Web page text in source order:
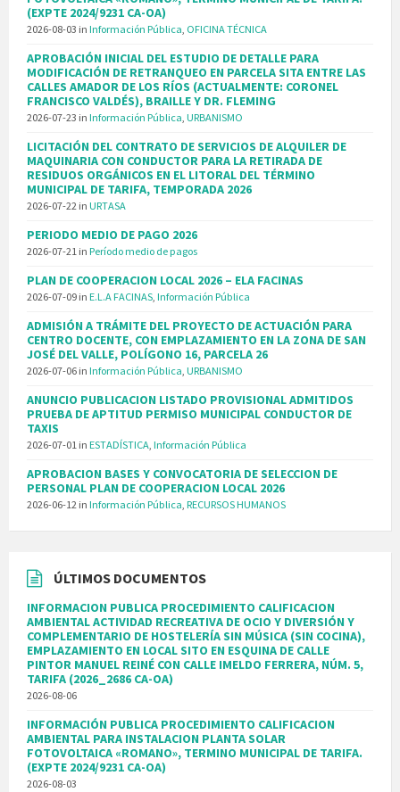
(EXPTE 2024/9231 CA-OA)
2026-08-03 in Información Pública, OFICINA TÉCNICA
APROBACIÓN INICIAL DEL ESTUDIO DE DETALLE PARA
MODIFICACIÓN DE RETRANQUEO EN PARCELA SITA ENTRE LAS
CALLES AMADOR DE LOS RÍOS (ACTUALMENTE: CORONEL
FRANCISCO VALDÉS), BRAILLE Y DR. FLEMING
2026-07-23 in Información Pública, URBANISMO
LICITACIÓN DEL CONTRATO DE SERVICIOS DE ALQUILER DE
MAQUINARIA CON CONDUCTOR PARA LA RETIRADA DE
RESIDUOS ORGÁNICOS EN EL LITORAL DEL TÉRMINO
MUNICIPAL DE TARIFA, TEMPORADA 2026
2026-07-22 in URTASA
PERIODO MEDIO DE PAGO 2026
2026-07-21 in Período medio de pagos
PLAN DE COOPERACION LOCAL 2026 – ELA FACINAS
2026-07-09 in E.L.A FACINAS, Información Pública
ADMISIÓN A TRÁMITE DEL PROYECTO DE ACTUACIÓN PARA
CENTRO DOCENTE, CON EMPLAZAMIENTO EN LA ZONA DE SAN
JOSÉ DEL VALLE, POLÍGONO 16, PARCELA 26
2026-07-06 in Información Pública, URBANISMO
ANUNCIO PUBLICACION LISTADO PROVISIONAL ADMITIDOS
PRUEBA DE APTITUD PERMISO MUNICIPAL CONDUCTOR DE
TAXIS
2026-07-01 in ESTADÍSTICA, Información Pública
APROBACION BASES Y CONVOCATORIA DE SELECCION DE
PERSONAL PLAN DE COOPERACION LOCAL 2026
2026-06-12 in Información Pública, RECURSOS HUMANOS
ÚLTIMOS DOCUMENTOS
INFORMACION PUBLICA PROCEDIMIENTO CALIFICACION
AMBIENTAL ACTIVIDAD RECREATIVA DE OCIO Y DIVERSIÓN Y
COMPLEMENTARIO DE HOSTELERÍA SIN MÚSICA (SIN COCINA),
EMPLAZAMIENTO EN LOCAL SITO EN ESQUINA DE CALLE
PINTOR MANUEL REINÉ CON CALLE IMELDO FERRERA, NÚM. 5,
TARIFA (2026_2686 CA-OA)
2026-08-06
INFORMACIÓN PUBLICA PROCEDIMIENTO CALIFICACION
AMBIENTAL PARA INSTALACION PLANTA SOLAR
FOTOVOLTAICA «ROMANO», TERMINO MUNICIPAL DE TARIFA.
(EXPTE 2024/9231 CA-OA)
2026-08-03